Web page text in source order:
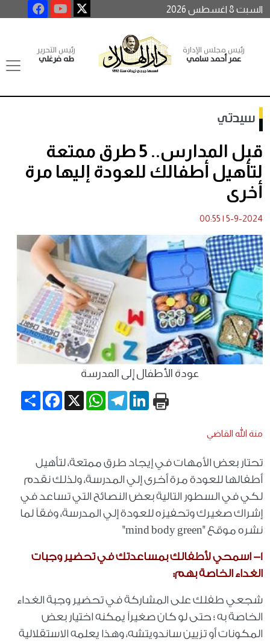
السبت 8 اغسطس 2026
رئيس مجلس الإدارة
عمر أحمد سامي
رئيس التحرير
طه فرغلي
سيدتي
قبل المدارس.. 5 طرق ممتعة
لتأهيل أطفالك للعودة إليها مرة
أخرى
5-9-2024
|
00:55
عودة الأطفال إلى المدرسة
Share
Facebook X
WhatsApp
TelegramLinkedIn
منة الله القاضي
تحتار بعض الأمهات في إيجاد طرق ممتعة، لتأهيل
أطفالها للعودة مرة أخرى إلي المدرسة، ولذلك نقدم
لكي في السطور التالية بعض النصائح التي تساعد في
إشراك صغيرك وتحفيزه للعودة إلي المدرسة، وفقاً لما
نشره موقع "mind body green
"
1- اسمحي لأطفالك بمساعدتك في تحضير وجبات
الغداء الخاصة بهم:
شجعي طفلك على المشاركة في تحضير وجبة الغداء
الخاصة به ؛ حتى لو كان صغيراً يمكنه اختيار بعض
المكونات أو تزيين ساندويتشه، وهذا يعلمه الاستقلالية